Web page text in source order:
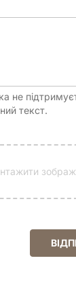
не
текст.